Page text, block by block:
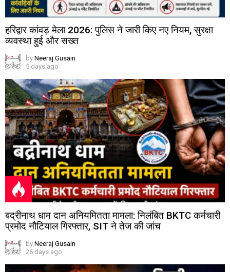
हरिद्वार कांवड़ मेला 2026: पुलिस ने जारी किए नए नियम, सुरक्षा
व्यवस्था हुई और सख्त
by Neeraj Gusain
5 days ago
बद्रीनाथ धाम दान अनियमितता मामला: निलंबित BKTC कर्मचारी
प्रमोद नौटियाल गिरफ्तार, SIT ने तेज की जांच
by Neeraj Gusain
26 days ago